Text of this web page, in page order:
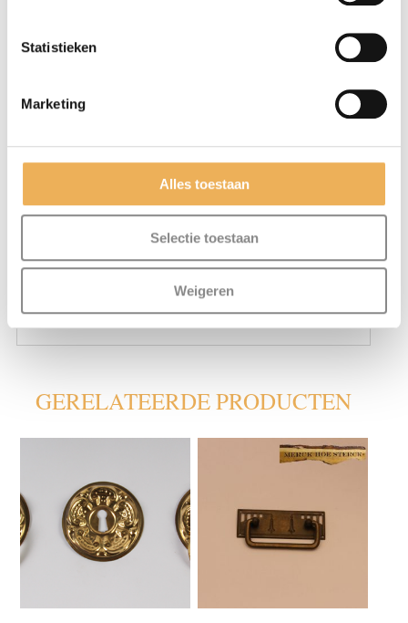
Statistieken
Marketing
Alles toestaan
Selectie toestaan
Weigeren
Mijn naam, e-mail en site opslaan in
deze browser voor de volgende keer wanneer
ik een reactie plaats.
GERELATEERDE PRODUCTEN